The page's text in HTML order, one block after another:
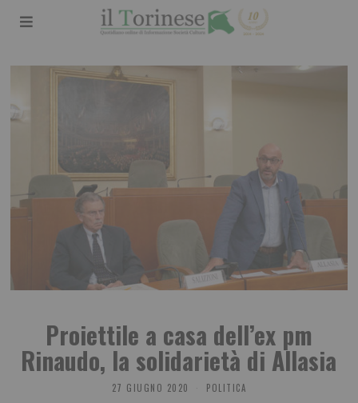
Proiettile a casa dell’ex pm
Rinaudo, la solidarietà di Allasia
27 GIUGNO 2020 POLITICA